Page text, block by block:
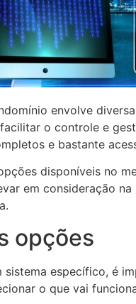
envolve
o controle e
e bastante
disponíveis no
em consideração
opções
específico, é
o que vai